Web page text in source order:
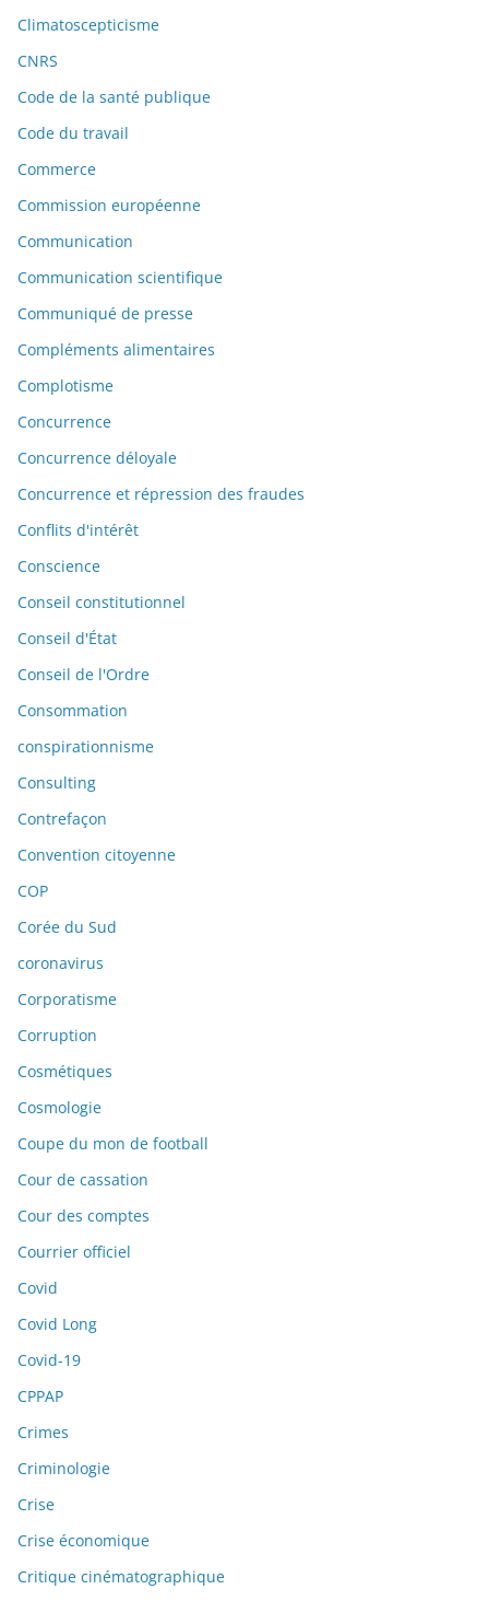
Climatoscepticisme
CNRS
Code de la santé publique
Code du travail
Commerce
Commission européenne
Communication
Communication scientifique
Communiqué de presse
Compléments alimentaires
Complotisme
Concurrence
Concurrence déloyale
Concurrence et répression des fraudes
Conflits d'intérêt
Conscience
Conseil constitutionnel
Conseil d'État
Conseil de l'Ordre
Consommation
conspirationnisme
Consulting
Contrefaçon
Convention citoyenne
COP
Corée du Sud
coronavirus
Corporatisme
Corruption
Cosmétiques
Cosmologie
Coupe du mon de football
Cour de cassation
Cour des comptes
Courrier officiel
Covid
Covid Long
Covid-19
CPPAP
Crimes
Criminologie
Crise
Crise économique
Critique cinématographique